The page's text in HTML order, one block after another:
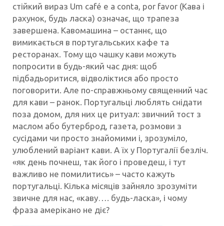
стійкий вираз Um café e a conta, por favor (Кава і
рахунок, будь ласка) означає, що трапеза
завершена. Кавомашина – останнє, що
вимикається в португальських кафе та
ресторанах. Тому що чашку кави можуть
попросити в будь-який час дня: щоб
підбадьоритися, відволіктися або просто
поговорити. Але по-справжньому священний час
для кави – ранок. Португальці люблять снідати
поза домом, для них це ритуал: звичний тост з
маслом або бутерброд, газета, розмови з
сусідами чи просто знайомими і, зрозуміло,
улюблений варіант кави. А їх у Португалії безліч.
«як день почнеш, так його і проведеш, і тут
важливо не помилитись» – часто кажуть
португальці. Кілька місяців зайняло зрозуміти
звичне для нас, «каву…. будь-ласка», і чому
фраза амерікано не діє?